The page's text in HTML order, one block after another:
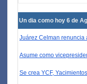
Un dia como hoy 6 de
Juárez Celman renuncia
Asume como
Se crea YCF,